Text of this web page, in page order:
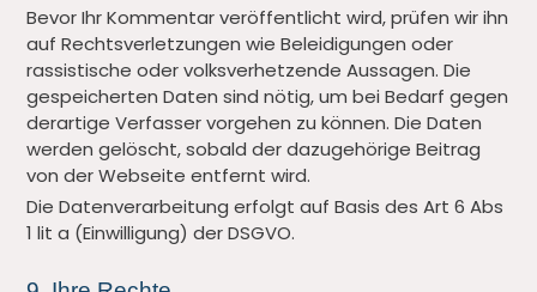
Bevor Ihr Kommentar veröffentlicht wird, prüfen wir ihn
auf Rechtsverletzungen wie Beleidigungen oder
rassistische oder volksverhetzende Aussagen. Die
gespeicherten Daten sind nötig, um bei Bedarf gegen
derartige Verfasser vorgehen zu können. Die Daten
werden gelöscht, sobald der dazugehörige Beitrag
von der Webseite entfernt wird.
Die Datenverarbeitung erfolgt auf Basis des Art 6 Abs
1 lit a (Einwilligung) der DSGVO.